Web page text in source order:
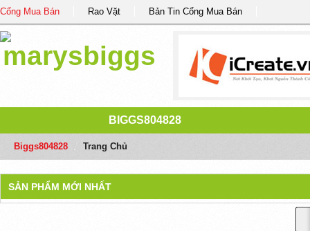
Cổng Mua Bán Rao Vặt Bản Tin Cổng Mua Bán
BIGGS804828
Biggs804828 Trang Chủ
SẢN PHẨM MỚI NHẤT